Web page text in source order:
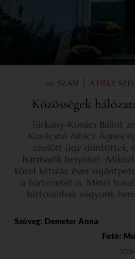
116. SZÁM | A HELY
Közösségek
Tárkány-Kovács Bálint
Kovácsné Albicz Ágnes
ezelőtt úgy döntöttek,
harmadik helyüket.
közel kétszáz éves
a történetét is. Minél
biztosabbak vagyunk
Szöveg: Demeter Anna
Fotó: